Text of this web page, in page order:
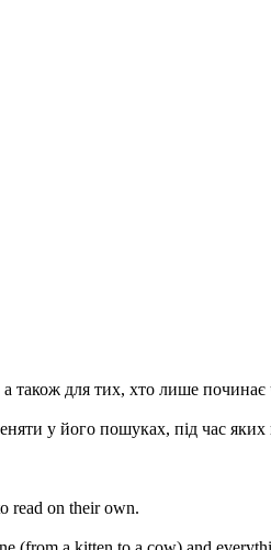
також для тих, хто лише починає
у його пошуках, під час яких
read on their own.